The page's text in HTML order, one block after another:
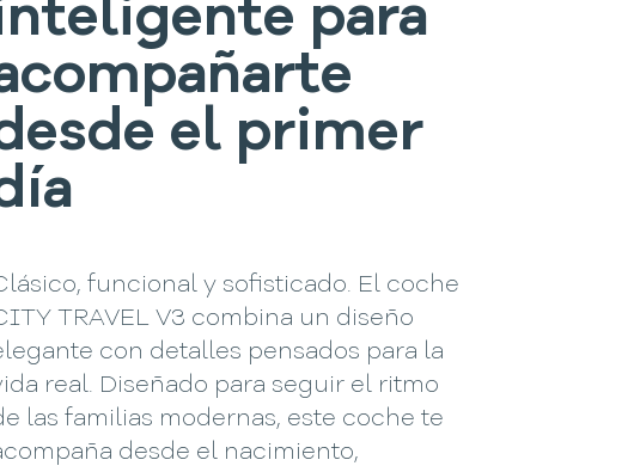
para
el primer
funcional y sofisticado. El coche
TRAVEL V3 combina un diseño
con detalles pensados para la
real. Diseñado para seguir el ritmo
las familias modernas, este coche te
desde el nacimiento,